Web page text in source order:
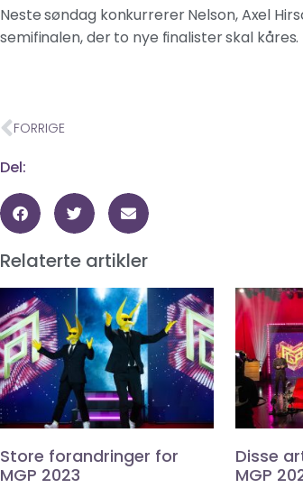
Neste søndag konkurrerer Nelson, Axel
semifinalen, der to nye finalister skal kåres.
FORRIGE
Del:
Relaterte artikler
Store forandringer for
MGP 2023
Disse
MGP